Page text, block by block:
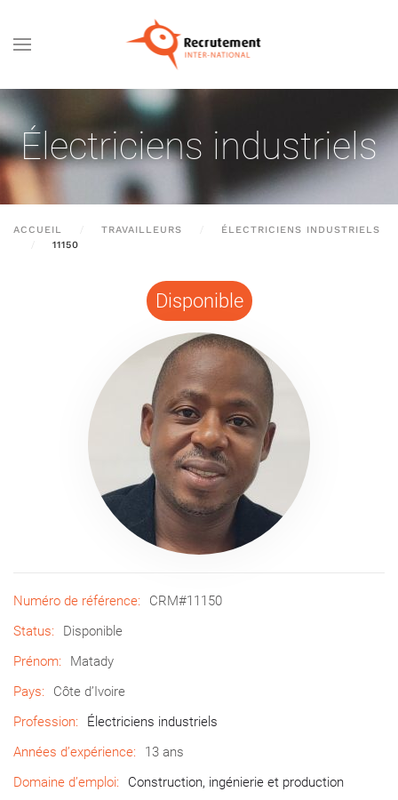
Passer au contenu principal
Électriciens industriels
ACCUEIL TRAVAILLEURS
ÉLECTRICIENS INDUSTRIELS
11150
Disponible
Numéro de référence:
CRM#11150
Status:
Disponible
Prénom:
Matady
Pays:
Côte d’Ivoire
Profession:
Électriciens industriels
Années d’expérience:
13 ans
Domaine d’emploi:
Construction, ingénierie et production